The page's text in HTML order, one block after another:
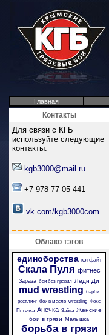
Главная
Контакты
Для связи с КГБ
используйте следующие
контакты:
kgb3000@mail.ru
+7 978 77 05 441
vk.com/kgb3000com
Облако тэгов
единоборства кэтфайт
Скала Пуля фитнес
Зараза бои без правил Леди Ди
mud wrestling барби
рестлинг бои в масле wrestling Фокс
Пяточка Анечка Зайка Женские
бои в грязи Малышка
борьба в грязи